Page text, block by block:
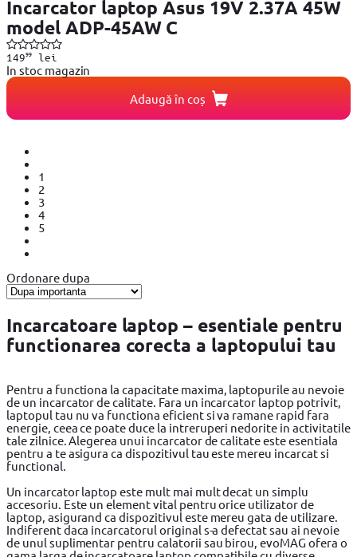
Incarcator laptop Asus 19V 2.37A 45W
model ADP-45AW C
14999lei
In stoc magazin
Adaugă în coș
1
2
3
4
5
Ordonare dupa
Incarcatoare laptop – esentiale pentru
functionarea corecta a laptopului tau
Pentru a functiona la capacitate maxima, laptopurile au nevoie
de un incarcator de calitate. Fara un incarcator laptop potrivit,
laptopul tau nu va functiona eficient si va ramane rapid fara
energie, ceea ce poate duce la intreruperi nedorite in activitatile
tale zilnice. Alegerea unui incarcator de calitate este esentiala
pentru a te asigura ca dispozitivul tau este mereu incarcat si
functional.
Un incarcator laptop este mult mai mult decat un simplu
accesoriu. Este un element vital pentru orice utilizator de
laptop, asigurand ca dispozitivul este mereu gata de utilizare.
Indiferent daca incarcatorul original s-a defectat sau ai nevoie
de unul suplimentar pentru calatorii sau birou, evoMAG ofera o